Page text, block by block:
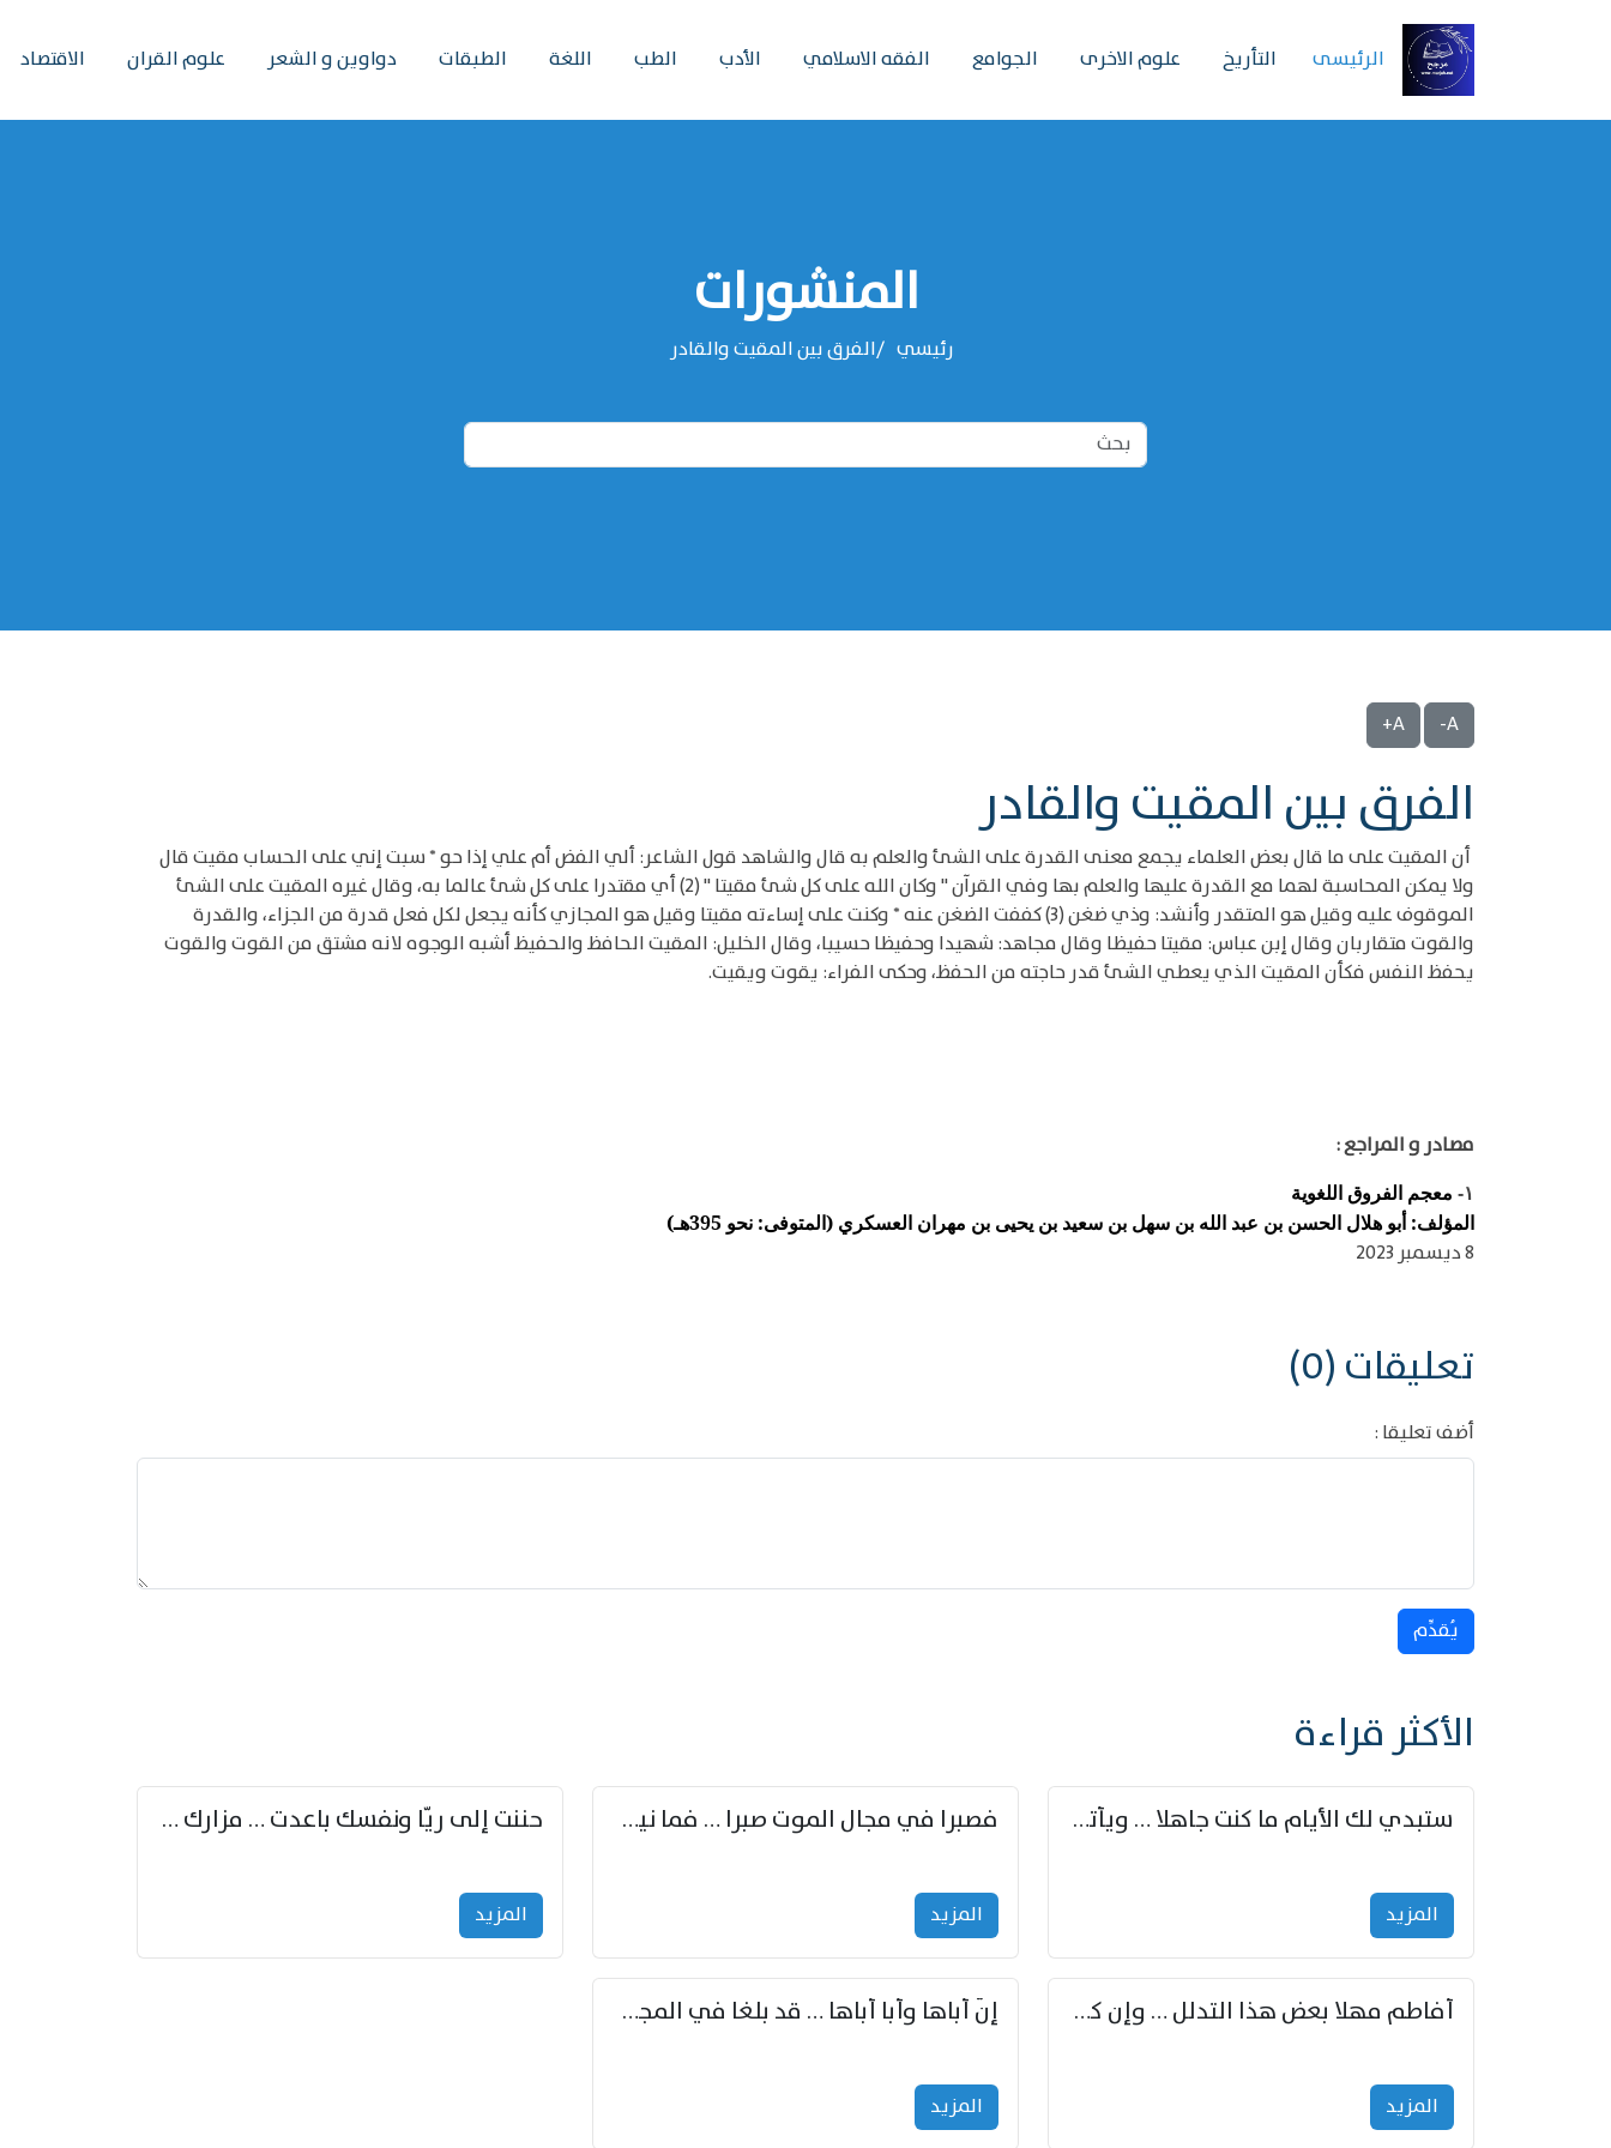
الرئیسی التأريخ علوم الاخرى الجوامع الفقه الاسلامي الأدب الطب اللغة الطبقات دواوين و الشعر علوم القران الاقتصاد
المنشورات
رئيسي الفرق بين المقيت والقادر
A-
A+
الفرق بين المقيت والقادر
أن المقيت على ما قال بعض العلماء يجمع معنى القدرة على الشئ والعلم به قال والشاهد قول الشاعر: ألي الفض أم علي إذا حو * سبت إني على الحساب مقيت قال
ولا يمكن المحاسبة لهما مع القدرة عليها والعلم بها وفي القرآن " وكان الله على كل شئ مقيتا " (2) أي مقتدرا على كل شئ عالما به، وقال غيره المقيت على الشئ
الموقوف عليه وقيل هو المتقدر وأنشد: وذي ضغن (3) كففت الضغن عنه * وكنت على إساءته مقيتا وقيل هو المجازي كأنه يجعل لكل فعل قدرة من الجزاء، والقدرة
والقوت متقاربان وقال إبن عباس: مقيتا حفيظا وقال مجاهد: شهيدا وحفيظا حسيبا، وقال الخليل: المقيت الحافظ والحفيظ أشبه الوجوه لانه مشتق من القوت والقوت
يحفظ النفس فكأن المقيت الذي يعطي الشئ قدر حاجته من الحفظ، وحكى الفراء: يقوت ويقيت.
مصادر و المراجع :
١-
معجم الفروق اللغوية
المؤلف: أبو هلال الحسن بن عبد الله بن سهل بن سعيد بن يحيى بن مهران العسكري (المتوفى: نحو 395هـ)
8 ديسمبر 2023
تعليقات (0)
أضف تعليقا :
يُقدِّم
الأكثر قراءة
ستبدي لك الأيام ما كنت جاهلا … ويأتيك بالأخبار من لم تزوّد
المزید
فصبرا في مجال الموت صبرا … فما نيل الخلود بمستطاع
المزید
حننت إلى ريّا ونفسك باعدت … مزارك من ريّا وشعباكما معا
المزید
أفاطم مهلا بعض هذا التدلل … وإن كنت قد أزمعت صرمي فأجملي
المزید
إنّ أباها وأبا أباها … قد بلغا في المجد غايتاها
المزید